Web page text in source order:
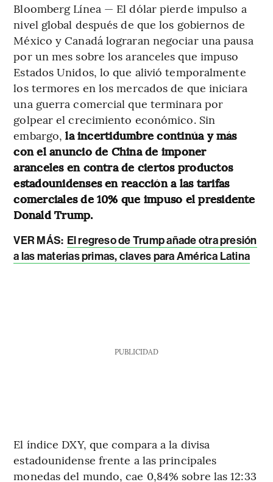
Bloomberg Línea — El dólar pierde impulso a
nivel global después de que los gobiernos de
México y Canadá lograran negociar una pausa
por un mes sobre los aranceles que impuso
Estados Unidos, lo que alivió temporalmente
los termores en los mercados de que iniciara
una guerra comercial que terminara por
golpear el crecimiento económico. Sin
embargo,la incertidumbre continúa y más
con el anuncio de China de imponer
aranceles en contra de ciertos productos
estadounidenses en reacción a las tarifas
comerciales de 10% que impuso el presidente
Donald Trump.
VER MÁS: El regreso de Trump añade otra presión
a las materias primas, claves para América Latina
PUBLICIDAD
El índice DXY, que compara a la divisa
estadounidense frente a las principales
monedas del mundo, cae 0,84% sobre las 12:33